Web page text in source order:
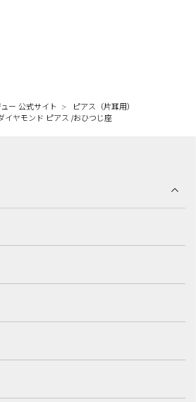
ー 公式サイト
ピアス（片耳用）
イヤモンド ピアス /おひつじ座